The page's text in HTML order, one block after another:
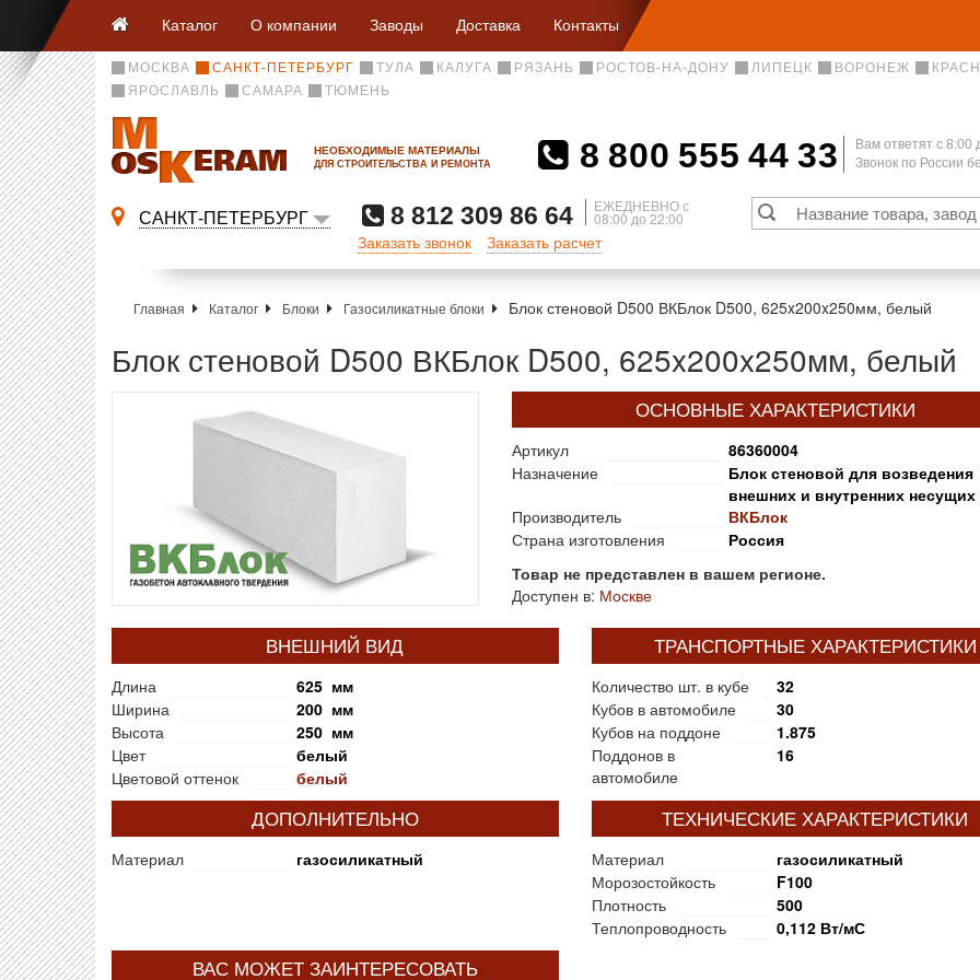
Каталог О компании Заводы Доставка Контакты
МОСКВА САНКТ-ПЕТЕРБУРГ ТУЛА КАЛУГА РЯЗАНЬ РОСТОВ-НА-ДОНУ ЛИПЕЦК ВОРОНЕЖ
ЯРОСЛАВЛЬ
САМАРА ТЮМЕНЬ
НЕОБХОДИМЫЕ МАТЕРИАЛЫ
ДЛЯ СТРОИТЕЛЬСТВА И РЕМОНТА 8 800 555 44 33
Вам ответят c 8:00
Звонок по России
САНКТ-ПЕТЕРБУРГ 8 812 309 86 64 ЕЖЕДНЕВНО с
08:00 до 22:00
Заказать звонок Заказать расчет
Главная Каталог Блоки Газосиликатные блоки Блок стеновой D500 ВКБлок D500, 625x200x250мм, белый
Блок стеновой D500 ВКБлок D500, 625x200x250мм, белый
ОСНОВНЫЕ ХАРАКТЕРИСТИКИ
Артикул
86360004
Назначение
Блок стеновой для возведения
внешних и внутренних несущих
Производитель
ВКБлок
Страна изготовления
Россия
Товар не представлен в вашем регионе.
Доступен в: Москве
ВНЕШНИЙ ВИД
Длина
625 мм
Ширина
200 мм
Высота
250 мм
Цвет
белый
Цветовой оттенок
белый
ТРАНСПОРТНЫЕ ХАРАКТЕРИСТИКИ
Количество шт. в кубе
32
Кубов в автомобиле
30
Кубов на поддоне
1.875
Поддонов в
автомобиле
16
ДОПОЛНИТЕЛЬНО
Материал газосиликатный
ТЕХНИЧЕСКИЕ ХАРАКТЕРИСТИКИ
Материал
газосиликатный
Морозостойкость
F100
Плотность
500
Теплопроводность
0,112 Вт/мС
ВАС МОЖЕТ ЗАИНТЕРЕСОВАТЬ